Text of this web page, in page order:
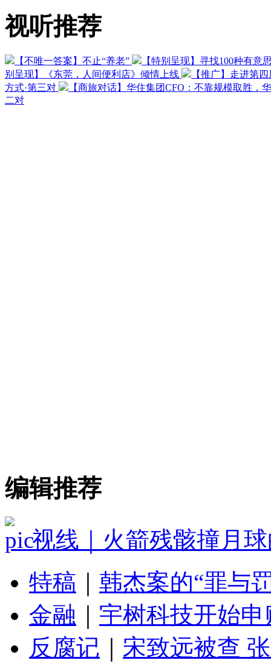
视听推荐
【不唯一答案】不止“养老”
【特别呈现】寻找100种有意
别呈现】《东莞，人间便利店》倾情上线
【推广】走进第
方式·第三对
【商旅对话】华住集团CFO：不靠规模取胜，
二对
编辑推荐
视线｜火箭残骸撞月
特稿
韩杰案的“罪与
金融
宇树科技开始
反腐记
宋致远被查